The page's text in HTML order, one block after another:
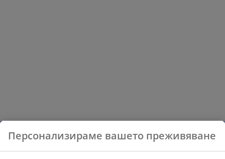
Персонализираме вашето преживяване